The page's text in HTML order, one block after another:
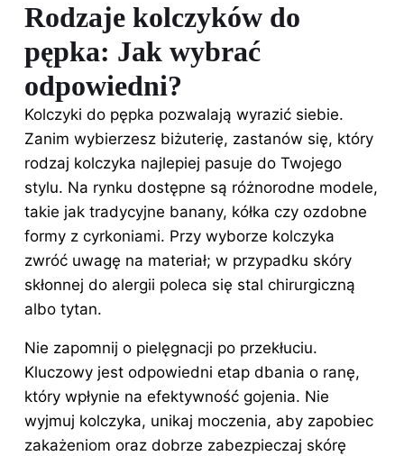
Rodzaje kolczyków do
pępka: Jak wybrać
odpowiedni?
Kolczyki do pępka pozwalają wyrazić siebie.
Zanim wybierzesz biżuterię, zastanów się, który
rodzaj kolczyka najlepiej pasuje do Twojego
stylu. Na rynku dostępne są różnorodne modele,
takie jak tradycyjne banany, kółka czy ozdobne
formy z cyrkoniami. Przy wyborze kolczyka
zwróć uwagę na materiał; w przypadku skóry
skłonnej do alergii poleca się stal chirurgiczną
albo tytan.
Nie zapomnij o pielęgnacji po przekłuciu.
Kluczowy jest odpowiedni etap dbania o ranę,
który wpłynie na efektywność gojenia. Nie
wyjmuj kolczyka, unikaj moczenia, aby zapobiec
zakażeniom oraz dobrze zabezpieczaj skórę